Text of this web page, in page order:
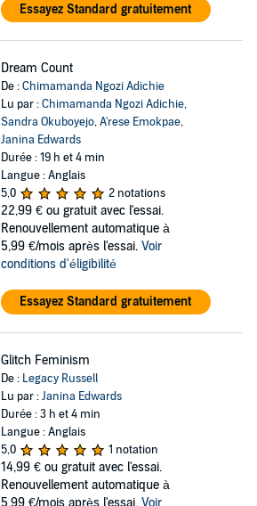
Essayez Standard gratuitement
Dream Count
De :Chimamanda Ngozi Adichie
Lu par :Chimamanda Ngozi Adichie,
Sandra Okuboyejo,A'rese Emokpae,
Janina Edwards
Durée : 19 h et 4 min
Langue : Anglais
5,0
2 notations
22,99 € ou gratuit avec l'essai.
Renouvellement automatique à
5,99 €/mois après l'essai. Voir
conditions d'éligibilité
Essayez Standard gratuitement
Glitch Feminism
De : Legacy Russell
Lu par :Janina Edwards
Durée : 3 h et 4 min
Langue : Anglais
5,0
1 notation
14,99 € ou gratuit avec l'essai.
Renouvellement automatique à
5,99 €/mois après l'essai. Voir